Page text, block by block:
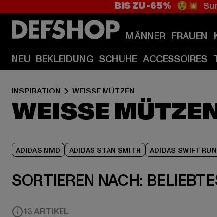
BIS ZU -65% 😲💥
MÄNNER FRAUEN
NEU BEKLEIDUNG SCHUHE ACCESSOIRES
INSPIRATION WEISSE MÜTZEN
WEISSE
ADIDAS NMD ADIDAS STAN SMITH ADIDAS SWIFT RUN
SORTIEREN NACH:
13 ARTIKEL